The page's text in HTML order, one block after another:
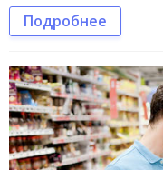
Подробнее